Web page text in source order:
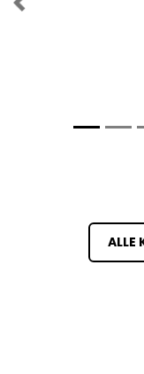
Previous
ALLE